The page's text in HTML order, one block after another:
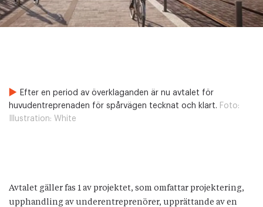
Efter en period av överklaganden är nu avtalet för
huvudentreprenaden för spårvägen tecknat och klart. Foto:
Illustration: White
Avtalet gäller fas 1 av projektet, som omfattar projektering,
upphandling av underentreprenörer, upprättande av en